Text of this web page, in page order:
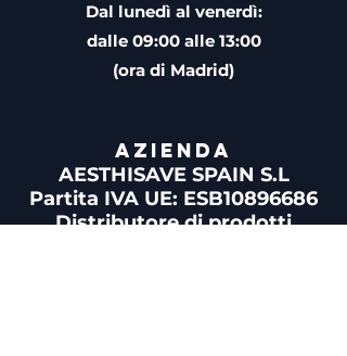
Dal lunedì al venerdì:
dalle 09:00 alle 13:00
(ora di Madrid)
AZIENDA
AESTHISAVE SPAIN S.L
Partita IVA UE: ESB10896686
Distributore di prodotti